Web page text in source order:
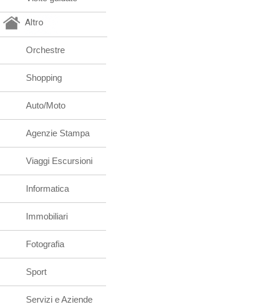
Altro
Orchestre
Shopping
Auto/Moto
Agenzie Stampa
Viaggi Escursioni
Informatica
Immobiliari
Fotografia
Sport
Servizi e Aziende